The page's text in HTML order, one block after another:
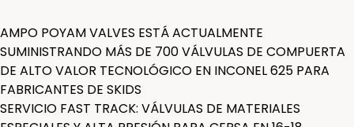
AMPO POYAM VALVES ESTÁ ACTUALMENTE
SUMINISTRANDO MÁS DE 700 VÁLVULAS DE COMPUERTA
DE ALTO VALOR TECNOLÓGICO EN INCONEL 625 PARA
FABRICANTES DE SKIDS
SERVICIO FAST TRACK: VÁLVULAS DE MATERIALES